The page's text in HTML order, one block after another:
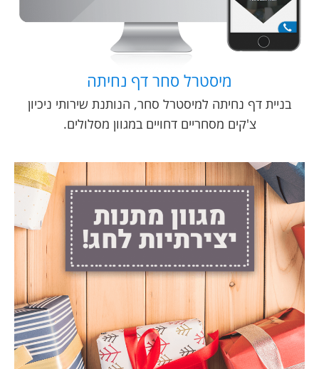
מיסטרל סחר דף נחיתה
בניית דף נחיתה למיסטרל סחר, הנותנת שירותי ניכיון
צ'קים מסחריים דחויים במגוון מסלולים.